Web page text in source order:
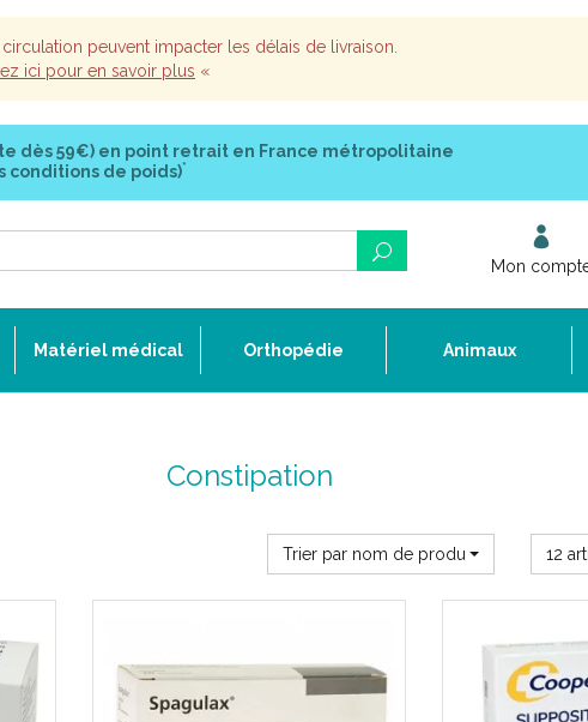
peuvent impacter les délais de livraison.
ici pour en savoir plus «
dès 59€) en point retrait en France métropolitaine
conditions de poids)*
Mon
Matériel médical Orthopédie Animaux
Constipation
Trier par nom de produit 12